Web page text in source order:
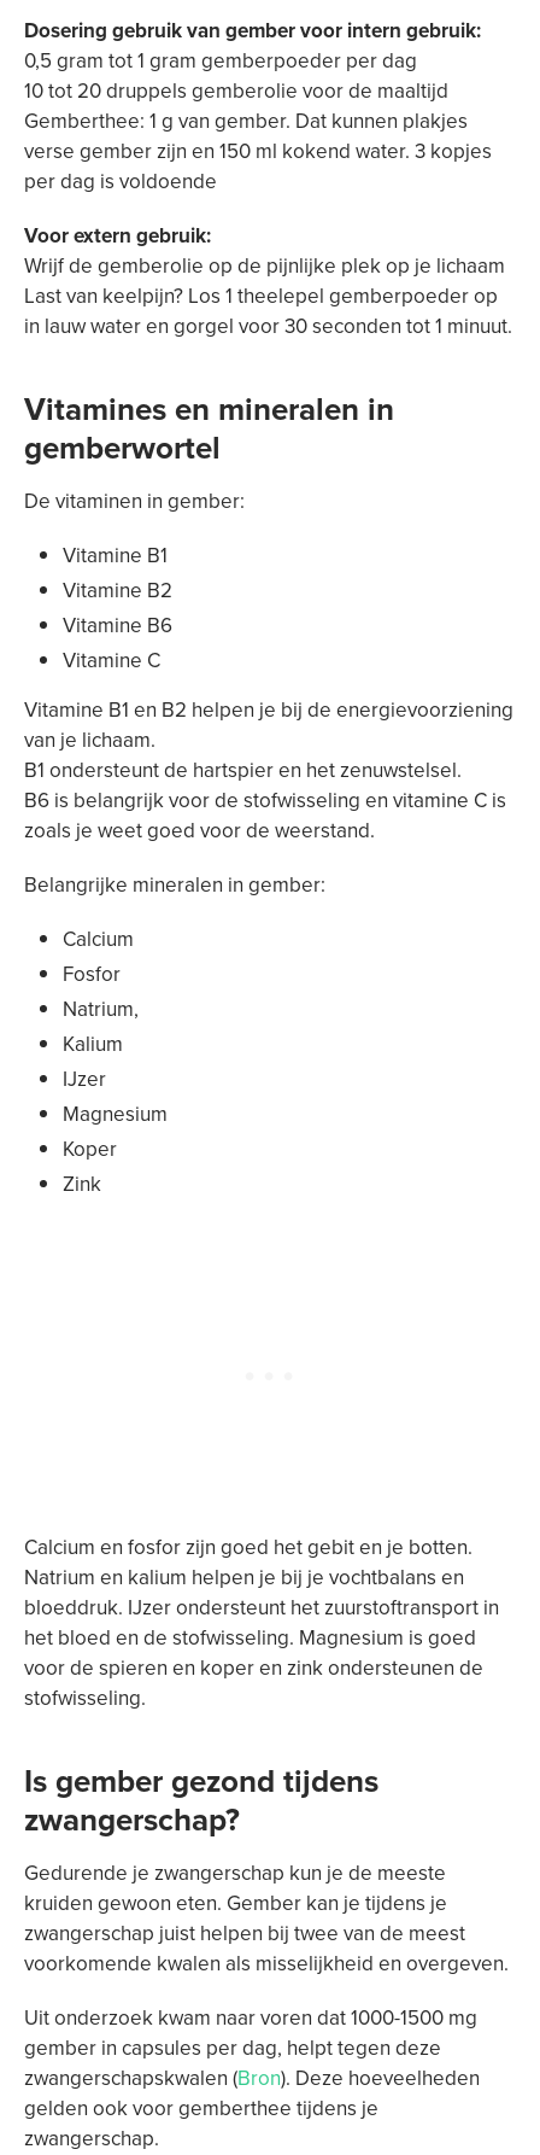
Dosering gebruik van gember voor intern gebruik:
0,5 gram tot 1 gram gemberpoeder per dag
10 tot 20 druppels gemberolie voor de maaltijd
Gemberthee: 1 g van gember. Dat kunnen plakjes
verse gember zijn en 150 ml kokend water. 3 kopjes
per dag is voldoende
Voor extern gebruik:
Wrijf de gemberolie op de pijnlijke plek op je lichaam
Last van keelpijn? Los 1 theelepel gemberpoeder op
in lauw water en gorgel voor 30 seconden tot 1 minuut.
Vitamines en mineralen in
gemberwortel
De vitaminen in gember:
Vitamine B1
Vitamine B2
Vitamine B6
Vitamine C
Vitamine B1 en B2 helpen je bij de energievoorziening
van je lichaam.
B1 ondersteunt de hartspier en het zenuwstelsel.
B6 is belangrijk voor de stofwisseling en vitamine C is
zoals je weet goed voor de weerstand.
Belangrijke mineralen in gember:
Calcium
Fosfor
Natrium,
Kalium
IJzer
Magnesium
Koper
Zink
Calcium en fosfor zijn goed het gebit en je botten.
Natrium en kalium helpen je bij je vochtbalans en
bloeddruk. IJzer ondersteunt het zuurstoftransport in
het bloed en de stofwisseling. Magnesium is goed
voor de spieren en koper en zink ondersteunen de
stofwisseling.
Is gember gezond tijdens
zwangerschap?
Gedurende je zwangerschap kun je de meeste
kruiden gewoon eten. Gember kan je tijdens je
zwangerschap juist helpen bij twee van de meest
voorkomende kwalen als misselijkheid en overgeven.
Uit onderzoek kwam naar voren dat 1000-1500 mg
gember in capsules per dag, helpt tegen deze
zwangerschapskwalen (Bron). Deze hoeveelheden
gelden ook voor gemberthee tijdens je
zwangerschap.